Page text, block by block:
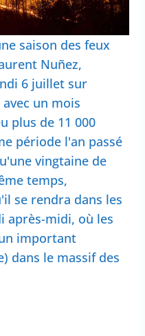
saison des feux
Nuñez,
6 juillet sur
un mois
plus de 11 000
période l'an passé
vingtaine de
temps,
se rendra dans les
après-midi, où les
important
dans le massif des